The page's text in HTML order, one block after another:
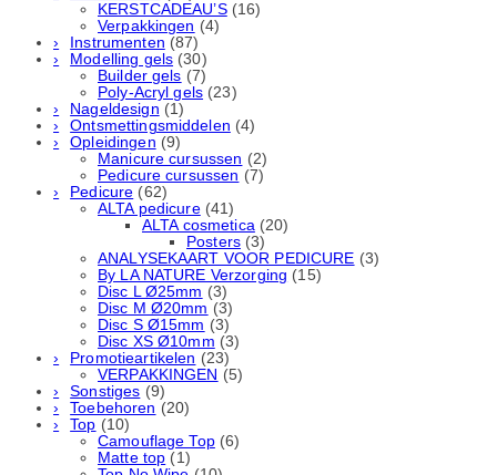
KERSTCADEAU’S (16)
Verpakkingen (4)
Instrumenten (87)
Modelling gels (30)
Builder gels (7)
Poly-Acryl gels (23)
Nageldesign (1)
Ontsmettingsmiddelen (4)
Opleidingen (9)
Manicure cursussen (2)
Pedicure cursussen (7)
Pedicure (62)
ALTA pedicure (41)
ALTA cosmetica (20)
Posters (3)
ANALYSEKAART VOOR PEDICURE (3)
By LA NATURE Verzorging (15)
Disc L Ø25mm (3)
Disc M Ø20mm (3)
Disc S Ø15mm (3)
Disc XS Ø10mm (3)
Promotieartikelen (23)
VERPAKKINGEN (5)
Sonstiges (9)
Toebehoren (20)
Top (10)
Camouflage Top (6)
Matte top (1)